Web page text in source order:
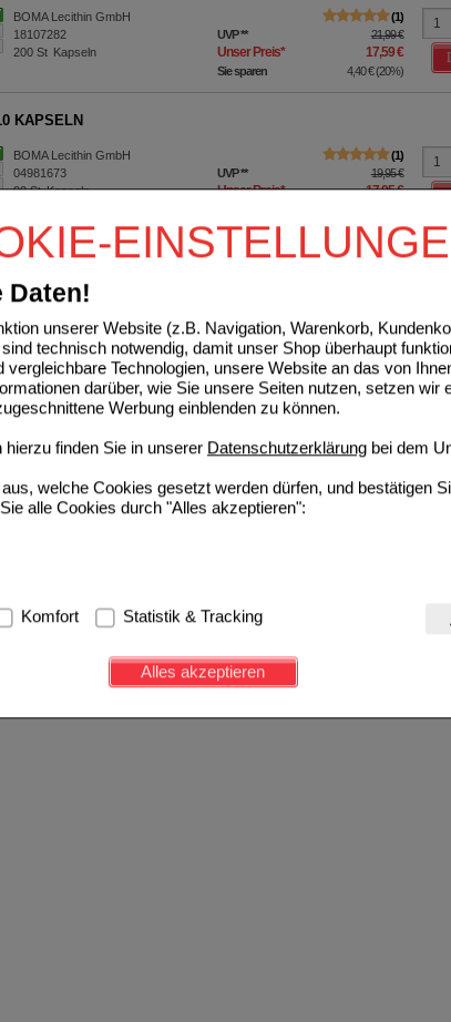
Daten!
unserer Website (z.B. Navigation, Warenkorb,
technisch notwendig, damit unser Shop überhaupt
vergleichbare Technologien, unsere Website an das von
darüber, wie Sie unsere Seiten nutzen, setzen wir
Werbung einblenden zu können.
finden Sie in unserer Datenschutzerklärung bei dem
welche Cookies gesetzt werden dürfen, und bestätigen
alle Cookies durch "Alles akzeptieren":
handelt es sich um Cookies, die für die Grundfunktionen
Warenkorb, Kundenkonto), weshalb auf diese nicht
genutzt um das Einkaufserlebnis noch ansprechender zu
des Besuchers oder unsere Seite an bevorzugte
zu betreiben.
möglichst relevant für Sie zu gestalten. Bitte beachten Sie,
oder soziale Medien übertragen werden.
Komfort Statistik & Tracking
Alles akzeptieren
BOMA Lecithin GmbH
18107282
200St Kapseln
1
UVP** 21,99 €
Unser Preis* 17,59 €
Sie sparen 4,40 €(20%)
KAPSELN
BOMA Lecithin GmbH
04981673
90St Kapseln
1
UVP** 19,95 €
Unser Preis* 17,95 €
nach: